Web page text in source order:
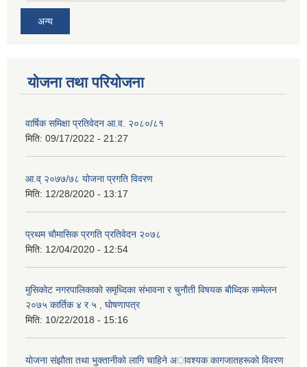
अन्य
योजना तथा परियोजना
वार्षिक समिक्षा प्रतिवेदन आ.व. २०८०/८१
मिति: 09/17/2022 - 21:27
आ.व् २०७७/७८ योजना प्रगति विवरण
मिति: 12/28/2020 - 13:17
प्रथम चाैमासिक प्रगति प्रतिवेदन २०७८
मिति: 12/04/2020 - 12:54
मुसिकाेट नगरपालिकाकाे समृध्दिका संभावना र चुनाैती विषयक बाैध्दिक सम्मेलन
२०७५ कार्तिक ४ र ५ , घाेषणापत्र
मिति: 10/22/2018 - 15:16
याेजना संझाैता तथा भुक्तानीकाे लागि चाहिने अावश्यक कागजातहरूकाे विवरण